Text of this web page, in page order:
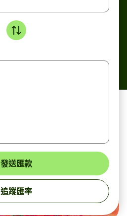
發送匯款
追蹤匯率